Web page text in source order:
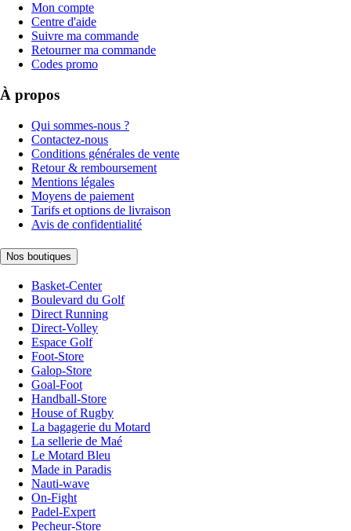
Mon compte
Centre d'aide
Suivre ma commande
Retourner ma commande
Codes promo
À propos
Qui sommes-nous ?
Contactez-nous
Conditions générales de vente
Retour & remboursement
Mentions légales
Moyens de paiement
Tarifs et options de livraison
Avis de confidentialité
Nos boutiques
Basket-Center
Boulevard du Golf
Direct Running
Direct-Volley
Espace Golf
Foot-Store
Galop-Store
Goal-Foot
Handball-Store
House of Rugby
La bagagerie du Motard
La sellerie de Maé
Le Motard Bleu
Made in Paradis
Nauti-wave
On-Fight
Padel-Expert
Pecheur-Store